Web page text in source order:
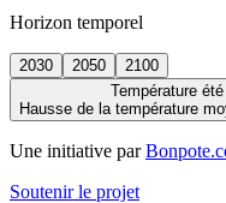
Horizon temporel
2030 2050
2100
Température été
Hausse de la température
Une initiative par
Soutenir le projet